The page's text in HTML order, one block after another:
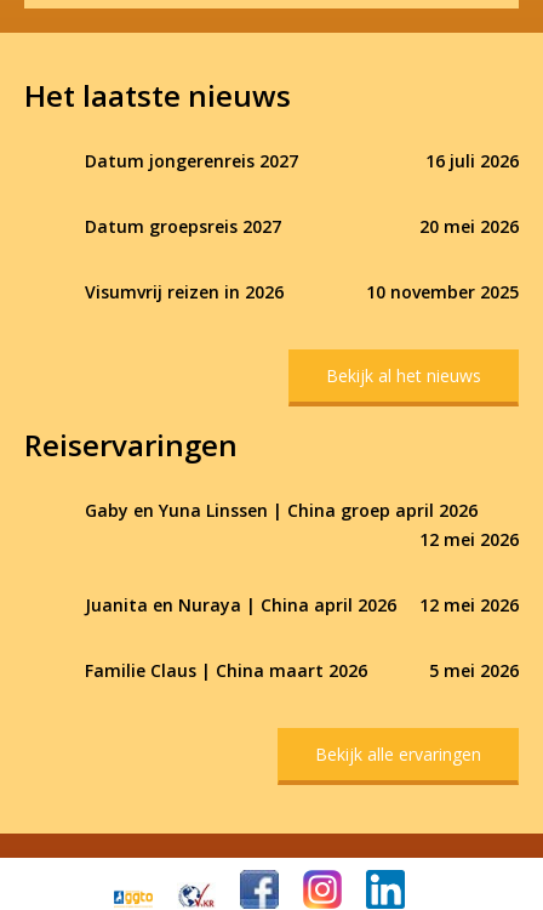
Het laatste nieuws
Datum jongerenreis 2027 16 juli 2026
Datum groepsreis 2027 20 mei 2026
Visumvrij reizen in 2026 10 november 2025
Bekijk al het nieuws
Reiservaringen
Gaby en Yuna Linssen | China groep april 2026
12 mei 2026
Juanita en Nuraya | China april 2026 12 mei 2026
Familie Claus | China maart 2026 5 mei 2026
Bekijk alle ervaringen